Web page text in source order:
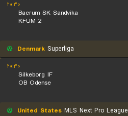
۲۰:۳۰
Baerum SK Sandvika
KFUM 2
Denmark Superliga
۲۰:۳۰
Silkeborg IF
OB Odense
United States MLS Next Pro League